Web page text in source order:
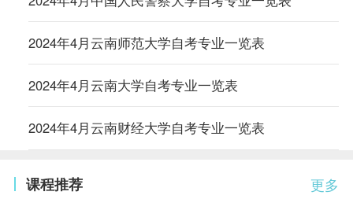
2024年4月云南师范大学自考专业一览表
2024年4月云南大学自考专业一览表
2024年4月云南财经大学自考专业一览表
更多
课程推荐